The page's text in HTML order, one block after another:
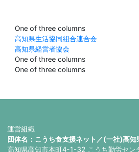
One of three columns
高知県生活協同組合連合会
高知県経営者協会
One of three columns
One of three columns
運営組織
団体名：こうち食支援ネット／(一社)高
高知県高知市本町4-1-32 こうち勤労セン